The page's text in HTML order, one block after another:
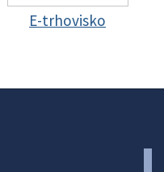
E-trhovisko